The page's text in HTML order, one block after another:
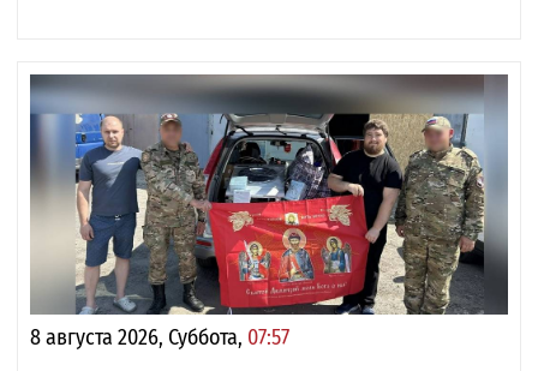
8 августа 2026, Суббота, 07:57